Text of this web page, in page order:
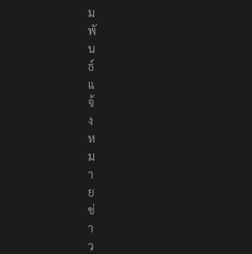
สั
ม
พั
น
ธ์
แ
จ้
ง
ห
ม
า
ย
ข่
า